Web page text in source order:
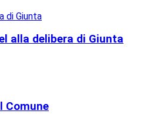
alla delibera di Giunta
Comune